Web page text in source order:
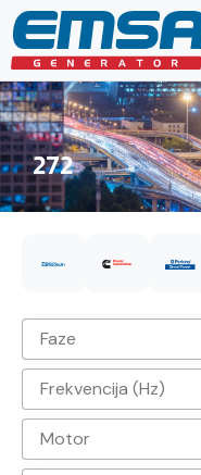
272
Faze
3
Frekvencija (Hz)
50hz
Motor